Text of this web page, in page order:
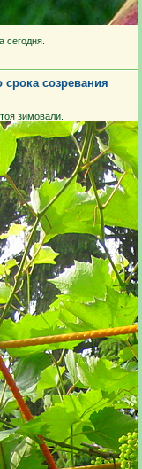
сегодня.
срока созревания
зимовали.